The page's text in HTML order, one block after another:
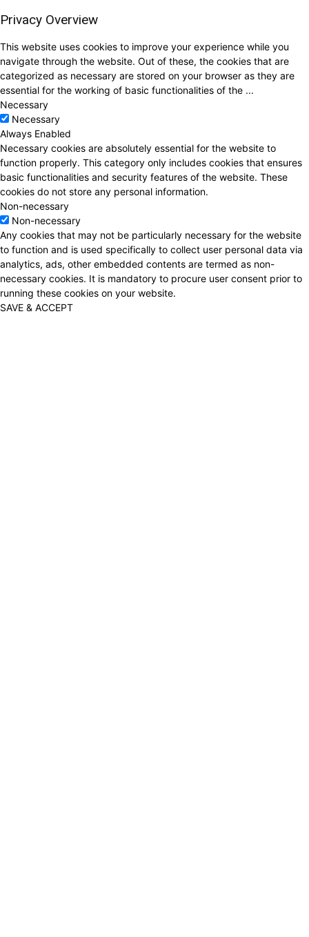
Privacy Overview
This website uses cookies to improve your experience while you
navigate through the website. Out of these, the cookies that are
categorized as necessary are stored on your browser as they are
essential for the working of basic functionalities of the ...
Necessary
Necessary
Always Enabled
Necessary cookies are absolutely essential for the website to
function properly. This category only includes cookies that ensures
basic functionalities and security features of the website. These
cookies do not store any personal information.
Non-necessary
Non-necessary
Any cookies that may not be particularly necessary for the website
to function and is used specifically to collect user personal data via
analytics, ads, other embedded contents are termed as non-
necessary cookies. It is mandatory to procure user consent prior to
running these cookies on your website.
SAVE & ACCEPT